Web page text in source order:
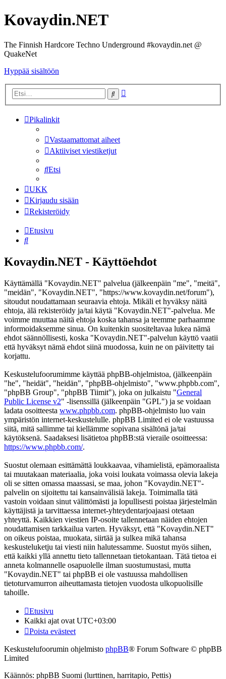
Kovaydin.NET
The Finnish Hardcore Techno Underground #kovaydin.net @
QuakeNet
Hyppää sisältöön
Etsi
Pikalinkit
Vastaamattomat aiheet
Aktiiviset viestiketjut
Etsi
UKK
Kirjaudu sisään
Rekisteröidy
Etusivu
Etsi
Kovaydin.NET - Käyttöehdot
Käyttämällä "Kovaydin.NET" palvelua (jälkeenpäin "me", "meitä",
"meidän", "Kovaydin.NET", "https://www.kovaydin.net/forum"),
sitoudut noudattamaan seuraavia ehtoja. Mikäli et hyväksy näitä
ehtoja, älä rekisteröidy ja/tai käytä "Kovaydin.NET"-palvelua. Me
voimme muuttaa näitä ehtoja koska tahansa ja teemme parhaamme
informoidaksemme sinua. On kuitenkin suositeltavaa lukea nämä
ehdot säännöllisesti, koska "Kovaydin.NET"-palvelun käyttö vaatii
että hyväksyt nämä ehdot siinä muodossa, kuin ne on päivitetty tai
korjattu.
Keskustelufoorumimme käyttää phpBB-ohjelmistoa, (jälkeenpäin
"he", "heidät", "heidän", "phpBB-ohjelmisto", "www.phpbb.com",
"phpBB Group", "phpBB Tiimit"), joka on julkaistu "General
Public License v2" -lisenssillä (jälkeenpäin "GPL") ja se voidaan
ladata osoitteesta www.phpbb.com. phpBB-ohjelmisto luo vain
ympäristön internet-keskustelulle. phpBB Limited ei ole vastuussa
siitä, mitä sallimme tai kiellämme sopivana sisältönä ja/tai
käytöksenä. Saadaksesi lisätietoa phpBB:stä vieraile osoitteessa:
https://www.phpbb.com/.
Suostut olemaan esittämättä loukkaavaa, vihamielistä, epämoraalista
tai muutakaan materiaalia, joka voisi loukata voimassa olevia lakeja
oli se sitten omassa maassasi, se maa, johon "Kovaydin.NET"-
palvelin on sijoitettu tai kansainvälisiä lakeja. Toimimalla tätä
vastoin voidaan sinut välittömästi ja lopullisesti poistaa järjestelmän
käyttäjistä ja tarvittaessa internet-yhteydentarjoajaasi otetaan
yhteyttä. Kaikkien viestien IP-osoite tallennetaan näiden ehtojen
noudattamisen tarkkailua varten. Hyväksyt, että "Kovaydin.NET"
on oikeus poistaa, muokata, siirtää ja sulkea mikä tahansa
keskusteluketju tai viesti niin halutessamme. Suostut myös siihen,
että kaikki yllä annettu tieto tallennetaan tietokantaan. Tätä tietoa ei
anneta kolmannelle osapuolelle ilman suostumustasi, mutta
"Kovaydin.NET" tai phpBB ei ole vastuussa mahdollisen
tietoturvamurron aiheuttamasta tietojen vuodosta ulkopuolisille
tahoille.
Etusivu
Kaikki ajat ovat UTC+03:00
Poista evästeet
Keskustelufoorumin ohjelmisto phpBB® Forum Software © phpBB
Limited
Käännös: phpBB Suomi (lurttinen, harritapio, Pettis)